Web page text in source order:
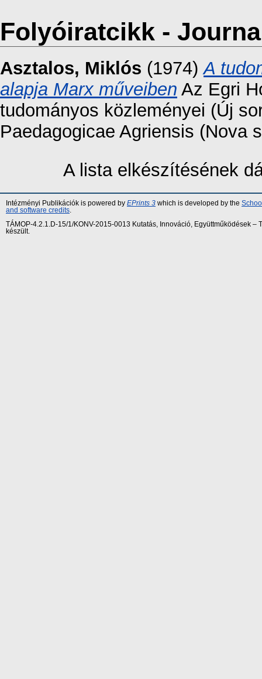
Folyóiratcikk -
Asztalos, Miklós (1974)A
alapja Marx műveiben Az Egri
tudományos közleményei (Új
Paedagogicae Agriensis (Nova
A lista elkészítésének
Intézményi Publikációk is powered by EPrints 3 which is developed by the
and software credits
TÁMOP-4.2.1.D-15/1/KONV-2015-0013 Kutatás, Innováció, Együttműködések
készült.